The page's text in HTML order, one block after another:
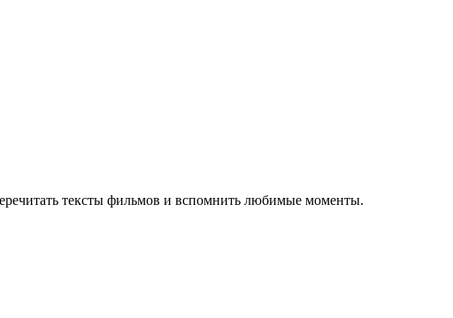
тексты фильмов и вспомнить любимые моменты.